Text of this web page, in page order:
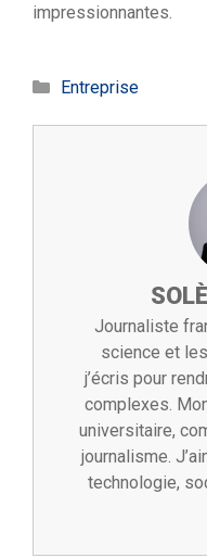
impressionnantes.
Catégories
Entreprise
Journaliste
science et
j’écris pour
complexes.
universitaire,
journalisme.
technologie,